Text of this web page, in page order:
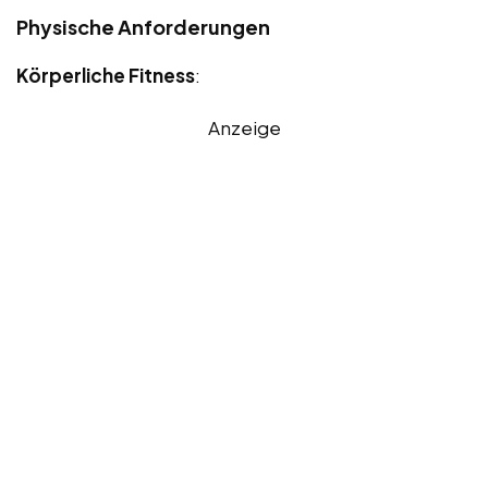
Physische Anforderungen
Körperliche Fitness:
Anzeige